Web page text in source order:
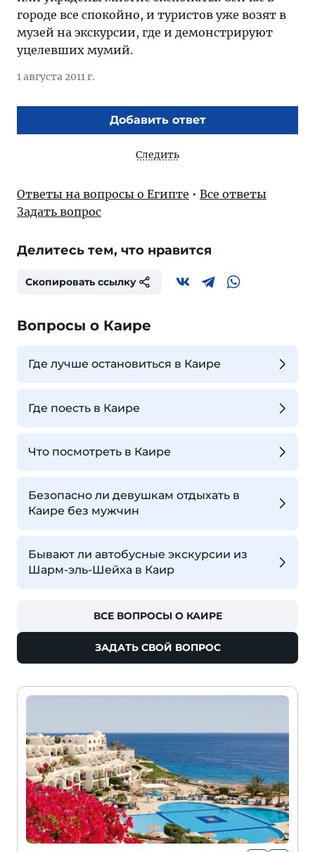
городе все спокойно, и туристов уже возят в
музей на экскурсии, где и демонстрируют
уцелевших мумий.
1 августа 2011 г.
Добавить ответ
Следить
Ответы на вопросы о Египте • Все ответы
Задать вопрос
Делитесь тем, что нравится
Скопировать ссылку
Вопросы о Каире
Где лучше остановиться в Каире
Где поесть в Каире
Что посмотреть в Каире
Безопасно ли девушкам отдыхать в
Каире без мужчин
Бывают ли автобусные экскурсии из
Шарм-эль-Шейха в Каир
ВСЕ ВОПРОСЫ О КАИРЕ
ЗАДАТЬ СВОЙ ВОПРОС